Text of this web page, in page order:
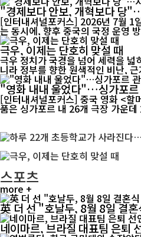
"경제보다 안보, 개혁보다 당
[인터내셔널포커스] 2026년 7월 1
는 동시에, 향후 중국의 국정 운영
극우, 이제는 단호히 맞설 때
극우 정치가 국경을 넘어 세력을
니라 정부를 향한 원색적인 비난,
"영화 내내 울었다"…싱가포르
[인터내셔널포커스] 중국 영화 <할머니에
품은 싱가포르 내 26개 극장 가운
스포츠
more +
英 더 선 "호날두, 8월 8일 결
네이마르, 브라질 대표팀 은퇴